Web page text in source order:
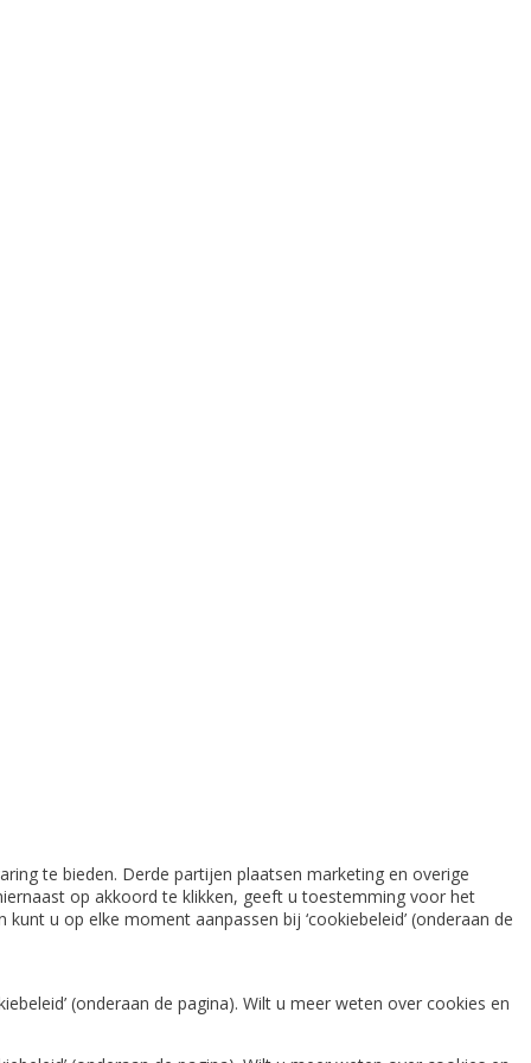
te bieden. Derde partijen plaatsen marketing en overige
op akkoord te klikken, geeft u toestemming voor het
u op elke moment aanpassen bij ‘cookiebeleid’ (onderaan de
(onderaan de pagina). Wilt u meer weten over cookies en